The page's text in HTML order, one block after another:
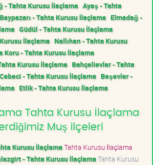
- Tahta Kurusu İlaçlama Ayaş - Tahta
Baypazarı - Tahta Kurusu İlaçlama Elmadağ -
Güdül - Tahta Kurusu İlaçlama
İlaçlama Nallıhan - Tahta Kurusu
Koru - Tahta Kurusu İlaçlama
Kurusu İlaçlama Bahçelievler - Tahta
Cebeci - Tahta Kurusu İlaçlama Beşevler -
Etlik - Tahta Kurusu İlaçlama
Tahta Kurusu İlaçlama
Muş ilçeleri
Kurusu İlaçlamaTahta Kurusu İlaçlama
- Tahta Kurusu İlaçlamaTahta Kurusu